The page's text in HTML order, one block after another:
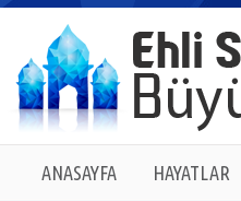
ANASAYFA HAYATLAR